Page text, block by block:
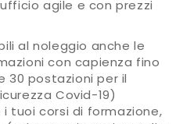
agile e con prezzi
al noleggio anche le
con capienza fino
postazioni per il
Covid-19)
tuoi corsi di formazione,